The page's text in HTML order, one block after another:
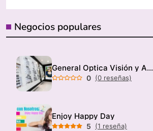
Negocios populares
General Optica Visión y Audición
0 (0 reseñas)
Enjoy Happy Day
5 (1 reseña)